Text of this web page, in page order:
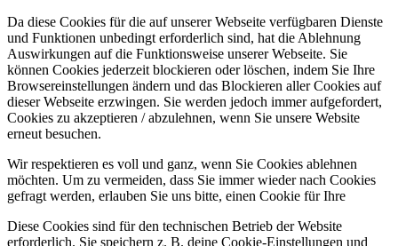
Da diese Cookies für die auf unserer Webseite verfügbaren Dienste
und Funktionen unbedingt erforderlich sind, hat die Ablehnung
Auswirkungen auf die Funktionsweise unserer Webseite. Sie
können Cookies jederzeit blockieren oder löschen, indem Sie Ihre
Browsereinstellungen ändern und das Blockieren aller Cookies auf
dieser Webseite erzwingen. Sie werden jedoch immer aufgefordert,
Cookies zu akzeptieren / abzulehnen, wenn Sie unsere Website
erneut besuchen.
Wir respektieren es voll und ganz, wenn Sie Cookies ablehnen
möchten. Um zu vermeiden, dass Sie immer wieder nach Cookies
gefragt werden, erlauben Sie uns bitte, einen Cookie für Ihre
Diese Cookies sind für den technischen Betrieb der Website
erforderlich. Sie speichern z. B. deine Cookie-Einstellungen und